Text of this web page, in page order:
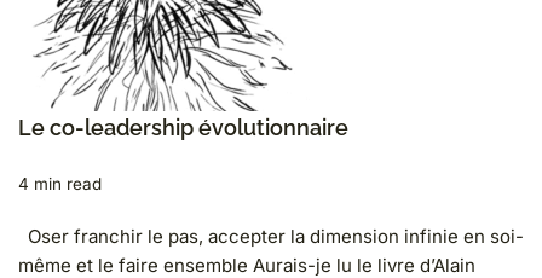
Le co-leadership évolutionnaire
4 min read
Oser franchir le pas, accepter la dimension infinie en soi-
même et le faire ensemble Aurais-je lu le livre d’Alain